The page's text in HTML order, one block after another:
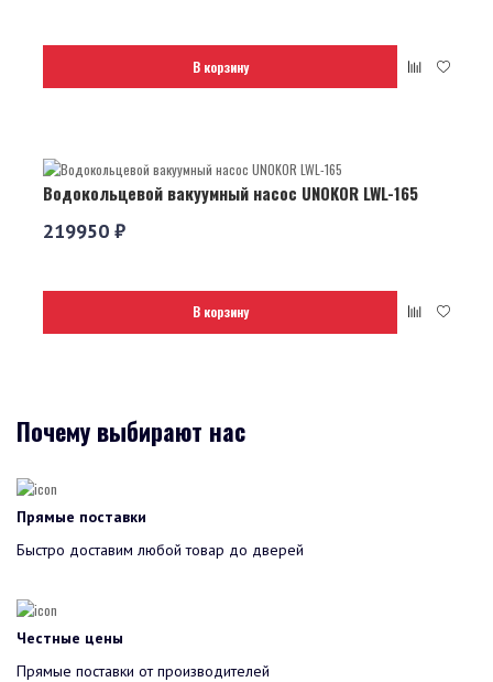
В корзину
Водокольцевой вакуумный насос UNOKOR LWL-165
219950 ₽
В корзину
Почему выбирают нас
Прямые поставки
Быстро доставим любой товар до дверей
Честные цены
Прямые поставки от производителей